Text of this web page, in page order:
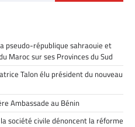
pseudo-république sahraouie et
Maroc sur ses Provinces du Sud
Talon élu président du nouveau
Ambassade au Bénin
société civile dénoncent la réforme